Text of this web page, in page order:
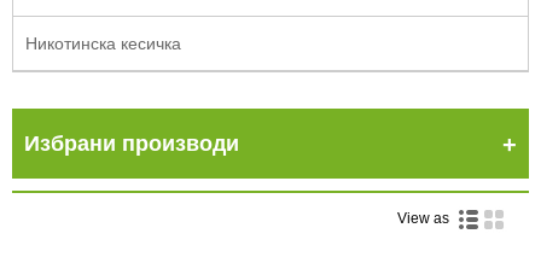
Никотинска кесичка
Избрани производи
View as